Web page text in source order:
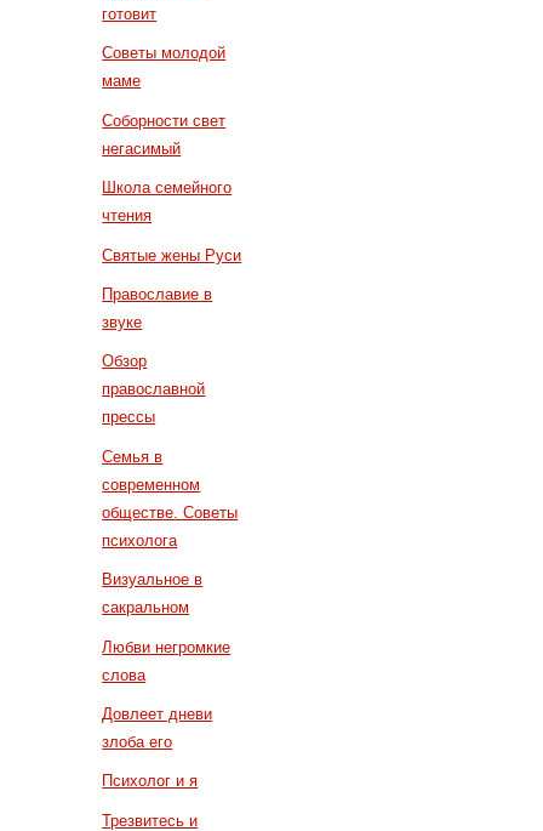
готовит
Советы молодой
маме
Соборности свет
негасимый
Школа семейного
чтения
Святые жены Руси
Православие в
звуке
Обзор
православной
прессы
Семья в
современном
обществе. Советы
психолога
Визуальное в
сакральном
Любви негромкие
слова
Довлеет дневи
злоба его
Психолог и я
Трезвитесь и